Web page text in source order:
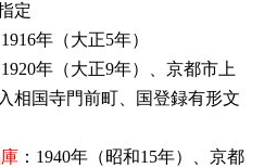
定
1916年（大正5年）
1920年（大正9年）、京都市上
相国寺門前町、国登録有形文
：1940年（昭和15年）、京都